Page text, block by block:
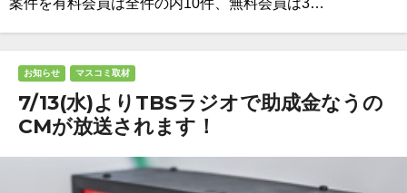
案件を有料会員は全件の内10件、無料会員は3…
お知らせ マスコミ取材
7/13(水)よりTBSラジオで助成金なうの
CMが放送されます！